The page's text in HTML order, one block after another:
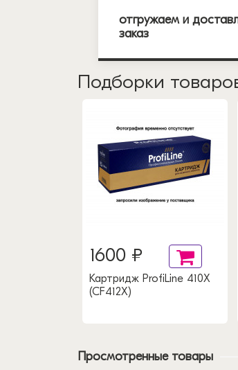
отгружаем и
заказ
Подборки
1600 ₽
Картридж ProfiLine 410X
(CF412X)
Просмотренные товары